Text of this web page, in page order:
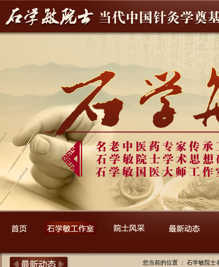
您当前的位置 ： 石学敏院士